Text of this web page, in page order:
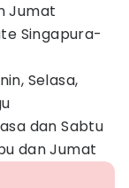
Jumat
Singapura-
Selasa,
dan Sabtu
dan Jumat